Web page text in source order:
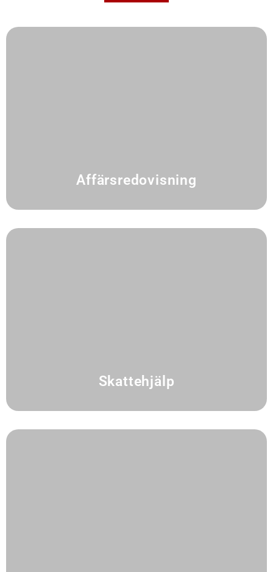
Affärsredovisning
Skattehjälp